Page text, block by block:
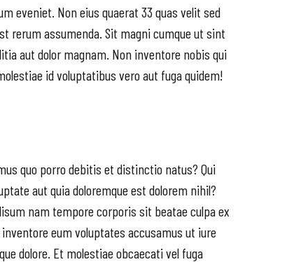
eveniet. Non eius quaerat 33 quas velit sed
rerum assumenda. Sit magni cumque ut sint
aut dolor magnam. Non inventore nobis qui
id voluptatibus vero aut fuga quidem!
quo porro debitis et distinctio natus? Qui
aut quia doloremque est dolorem nihil?
nam tempore corporis sit beatae culpa ex
eum voluptates accusamus ut iure
dolore. Et molestiae obcaecati vel fuga